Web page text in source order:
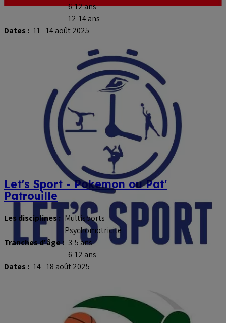
6-12 ans
12-14 ans
Dates : 11 - 14 août 2025
Let's Sport - Pokemon ou Pat'
Patrouille
Les disciplines : Multisports
Psychomotricité
Tranches d'âge : 3-5 ans
6-12 ans
Dates : 14 - 18 août 2025